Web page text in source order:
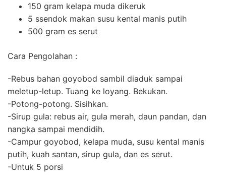
150 gram kelapa muda dikeruk
5 ssendok makan susu kental manis putih
500 gram es serut
Cara Pengolahan :
-Rebus bahan goyobod sambil diaduk sampai
meletup-letup. Tuang ke loyang. Bekukan.
-Potong-potong. Sisihkan.
-Sirup gula: rebus air, gula merah, daun pandan, dan
nangka sampai mendidih.
-Campur goyobod, kelapa muda, susu kental manis
putih, kuah santan, sirup gula, dan es serut.
-Untuk 5 porsi